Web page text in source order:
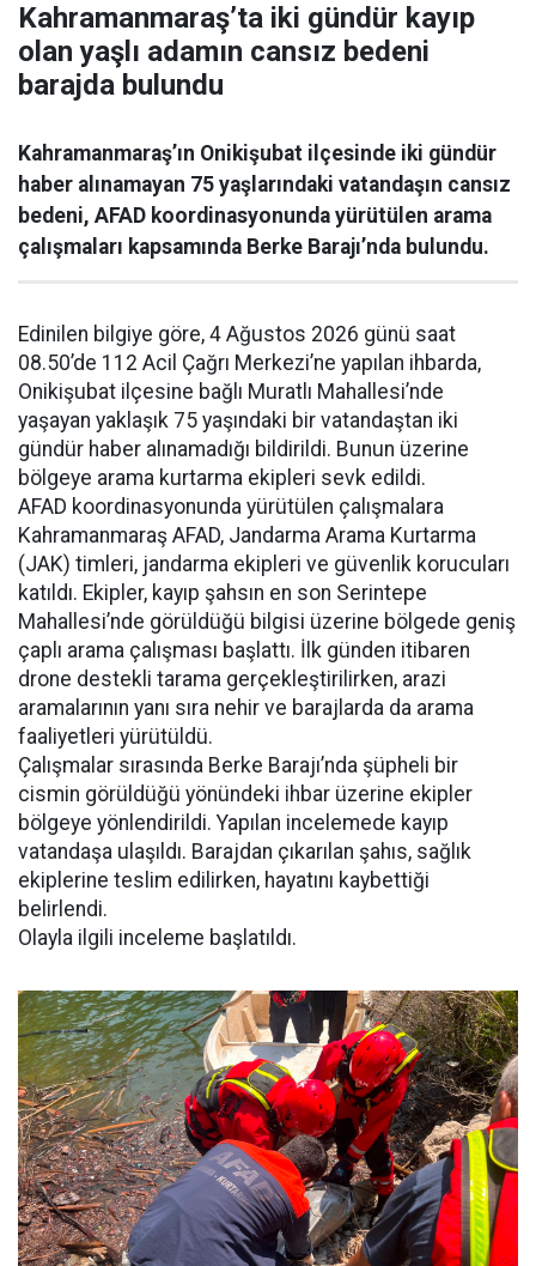
Kahramanmaraş’ta iki gündür kayıp
olan yaşlı adamın cansız bedeni
barajda bulundu
Kahramanmaraş’ın Onikişubat ilçesinde iki gündür
haber alınamayan 75 yaşlarındaki vatandaşın cansız
bedeni, AFAD koordinasyonunda yürütülen arama
çalışmaları kapsamında Berke Barajı’nda bulundu.
Edinilen bilgiye göre, 4 Ağustos 2026 günü saat
08.50’de 112 Acil Çağrı Merkezi’ne yapılan ihbarda,
Onikişubat ilçesine bağlı Muratlı Mahallesi’nde
yaşayan yaklaşık 75 yaşındaki bir vatandaştan iki
gündür haber alınamadığı bildirildi. Bunun üzerine
bölgeye arama kurtarma ekipleri sevk edildi.
AFAD koordinasyonunda yürütülen çalışmalara
Kahramanmaraş AFAD, Jandarma Arama Kurtarma
(JAK) timleri, jandarma ekipleri ve güvenlik korucuları
katıldı. Ekipler, kayıp şahsın en son Serintepe
Mahallesi’nde görüldüğü bilgisi üzerine bölgede geniş
çaplı arama çalışması başlattı. İlk günden itibaren
drone destekli tarama gerçekleştirilirken, arazi
aramalarının yanı sıra nehir ve barajlarda da arama
faaliyetleri yürütüldü.
Çalışmalar sırasında Berke Barajı’nda şüpheli bir
cismin görüldüğü yönündeki ihbar üzerine ekipler
bölgeye yönlendirildi. Yapılan incelemede kayıp
vatandaşa ulaşıldı. Barajdan çıkarılan şahıs, sağlık
ekiplerine teslim edilirken, hayatını kaybettiği
belirlendi.
Olayla ilgili inceleme başlatıldı.